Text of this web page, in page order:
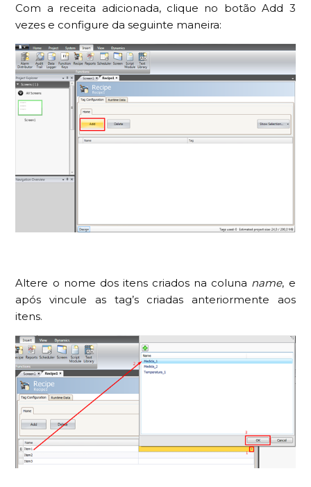
Com a receita adicionada, clique no botão Add 3
vezes e configure da seguinte maneira:
Altere o nome dos itens criados na coluna name, e
após vincule as tag’s criadas anteriormente aos
itens.